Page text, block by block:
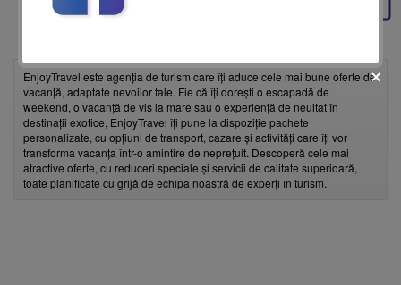
EnjoyTravel este agenția de turism care îți aduce cele mai bune oferte de
vacanță, adaptate nevoilor tale. Fie că îți dorești o escapadă de
weekend, o vacanță de vis la mare sau o experiență de neuitat în
destinații exotice, EnjoyTravel îți pune la dispoziție pachete
personalizate, cu opțiuni de transport, cazare și activități care îți vor
transforma vacanța într-o amintire de neprețuit. Descoperă cele mai
atractive oferte, cu reduceri speciale și servicii de calitate superioară,
toate planificate cu grijă de echipa noastră de experți în turism.
fii prietenul nostru pe facebook